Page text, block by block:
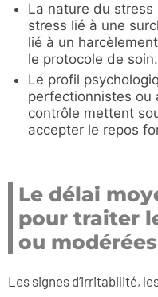
La nature du
stress lié à une
lié à un
le protocole de soin.
Le profil
perfectionnistes ou
contrôle mettent
accepter le repos
Le délai
pour traiter
ou
Les signes d’irritabilité,